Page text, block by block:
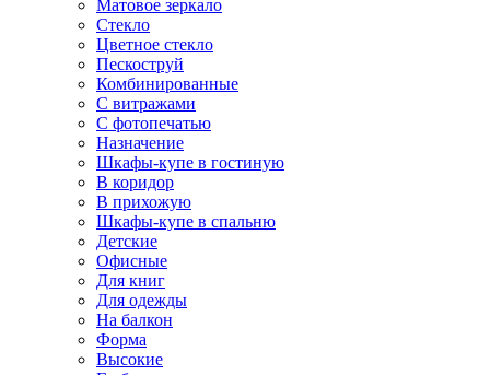
Матовое зеркало
Стекло
Цветное стекло
Пескоструй
Комбинированные
С витражами
С фотопечатью
Назначение
Шкафы-купе в гостиную
В коридор
В прихожую
Шкафы-купе в спальню
Детские
Офисные
Для книг
Для одежды
На балкон
Форма
Высокие